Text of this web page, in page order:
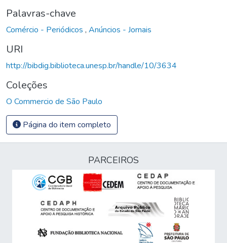
Palavras-chave
Comércio - Periódicos , Anúncios - Jornais
URI
http://bibdig.biblioteca.unesp.br/handle/10/3634
Coleções
O Commercio de São Paulo
Página do item completo
PARCEIROS